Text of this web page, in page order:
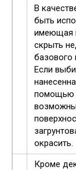
В
быть
имеющая
скрыть
базового
Если
помощью
окрасить.
Кроме